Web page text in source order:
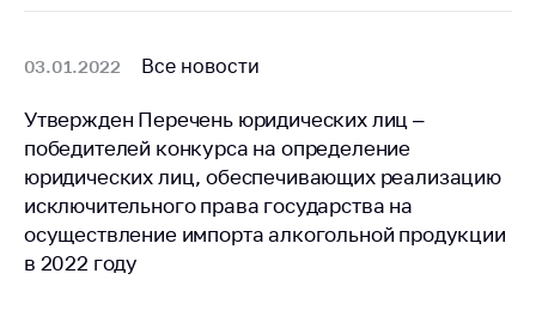
предотвращению
COVID-19 для
субъектов торговли,
общественного
питания, бытового
обслуживания
Обучение по
03.01.2022 Все новости
Утвержден Перечень юридических лиц –
победителей конкурса на определение
юридических лиц, обеспечивающих реализацию
исключительного права государства на
осуществление импорта алкогольной продукции
в 2022 году